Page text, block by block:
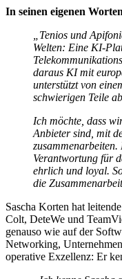
In seinen eigenen
„Tenios und
Welten: Eine KI-
daraus KI mit
unterstützt von
schwierigen Teile
Ich möchte, dass
Anbieter sind, mit
zusammenarbeiten.
Verantwortung für
ehrlich und loyal.
die
Sascha Korten hat
Colt, DeteWe und
genauso wie auf der
Networking,
operative Exzellenz: Er